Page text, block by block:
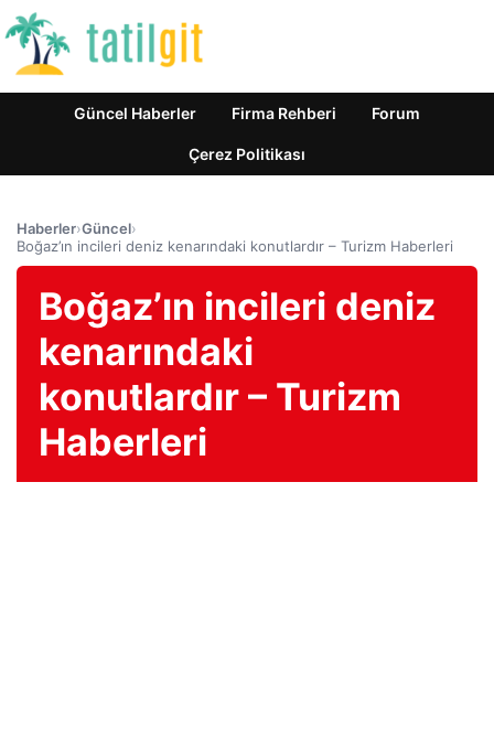
Güncel Haberler Firma Rehberi Forum
Çerez Politikası
Haberler›Güncel›
Boğaz’ın incileri deniz kenarındaki konutlardır – Turizm Haberleri
Boğaz’ın incileri deniz
kenarındaki
konutlardır – Turizm
Haberleri